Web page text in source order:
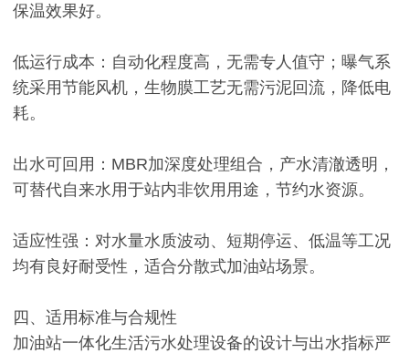
保温效果好。
低运行成本：自动化程度高，无需专人值守；曝气系
统采用节能风机，生物膜工艺无需污泥回流，降低电
耗。
出水可回用：MBR加深度处理组合，产水清澈透明，
可替代自来水用于站内非饮用用途，节约水资源。
适应性强：对水量水质波动、短期停运、低温等工况
均有良好耐受性，适合分散式加油站场景。
四、适用标准与合规性
加油站一体化生活污水处理设备的设计与出水指标严